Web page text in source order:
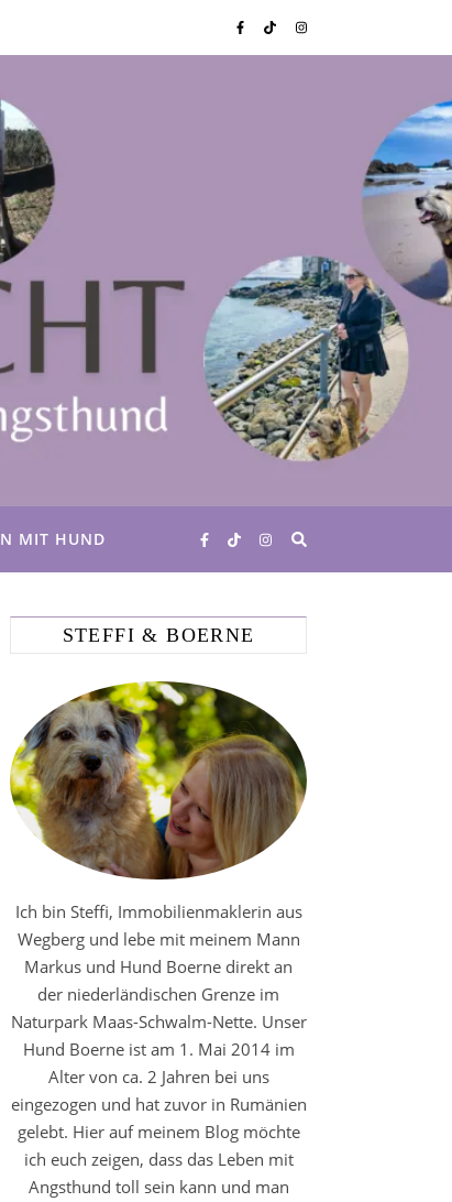
MIT HUND
STEFFI & BOERNE
Ich bin Steffi, Immobilienmaklerin aus
Wegberg und lebe mit meinem Mann
Markus und Hund Boerne direkt an
der niederländischen Grenze im
Naturpark Maas-Schwalm-Nette. Unser
Hund Boerne ist am 1. Mai 2014 im
Alter von ca. 2 Jahren bei uns
eingezogen und hat zuvor in Rumänien
gelebt. Hier auf meinem Blog möchte
ich euch zeigen, dass das Leben mit
Angsthund toll sein kann und man